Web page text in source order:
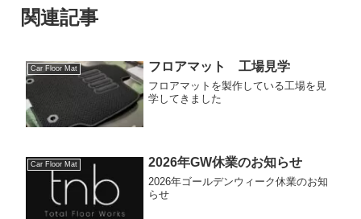
関連記事
Car Floor Mat フロアマット 工場見学
フロアマットを製作している工場を見
学してきました
Car Floor Mat 2026年GW休業のお知らせ
2026年ゴールデンウィーク休業のお知
らせ